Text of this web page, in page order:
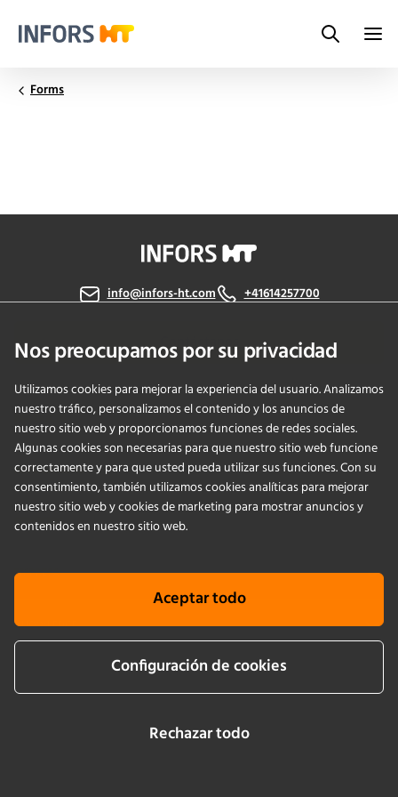
Search
Forms
Nos preocupamos por su privacidad
Utilizamos cookies para mejorar la experiencia del usuario. Analizamos
nuestro tráfico, personalizamos el contenido y los anuncios de
nuestro sitio web y proporcionamos funciones de redes sociales.
Algunas cookies son necesarias para que nuestro sitio web funcione
correctamente y para que usted pueda utilizar sus funciones. Con su
consentimiento, también utilizamos cookies analíticas para mejorar
nuestro sitio web y cookies de marketing para mostrar anuncios y
contenidos en nuestro sitio web.
Aceptar todo
Configuración de cookies
Rechazar todo
info@infors-ht.com +41614257700
Contáctanos
PRODUCTS
APPLICATIONS
SERVICIOS
EMPRESA
KNOWLEDGE
Cookie info Terms & conditions
Aviso legal
LinkedInYouTubeInstagram